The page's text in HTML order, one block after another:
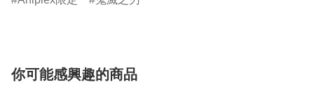
你可能感興趣的商品